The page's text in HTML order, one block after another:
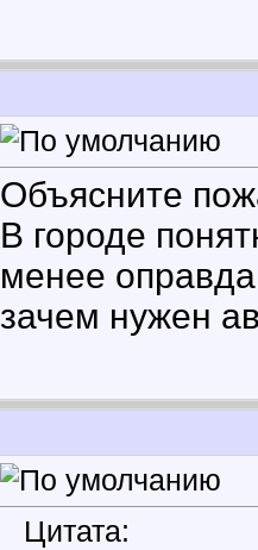
Объясните
В городе
менее
зачем нужен
Цитата: